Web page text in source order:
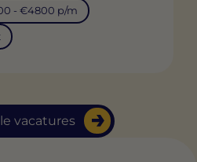
vacatures
- €4800 p/m